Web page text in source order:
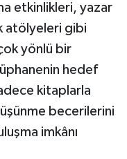
etkinlikleri, yazar
atölyeleri gibi
yönlü bir
hedef
kitaplarla
becerilerini
imkânı